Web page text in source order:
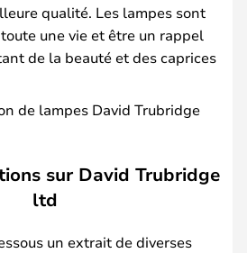
qualité. Les lampes sont
une vie et être un rappel
de la beauté et des caprices
de lampes David Trubridge
sur David Trubridge
ltd
un extrait de diverses